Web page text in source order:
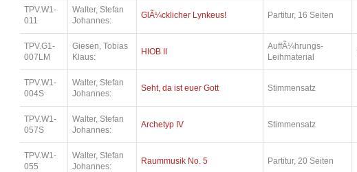
TPV.W1-
011
Walter, Stefan
Johannes:
GlÃ¼cklicher Lynkeus! Partitur, 16 Seiten
TPV.G1-
007LM
Giesen, Tobias
Klaus:
HIOB II
AuffÃ¼hrungs-
Leihmaterial
TPV.W1-
004S
Walter, Stefan
Johannes:
Seht, da ist euer Gott Stimmensatz
TPV.W1-
057S
Walter, Stefan
Johannes:
Archetyp IV Stimmensatz
TPV.W1-
055
Walter, Stefan
Johannes:
Raummusik No. 5 Partitur, 20 Seiten